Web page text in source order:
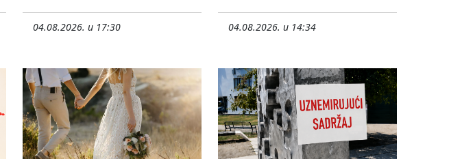
04.08.2026. u 17:30 04.08.2026. u 14:34